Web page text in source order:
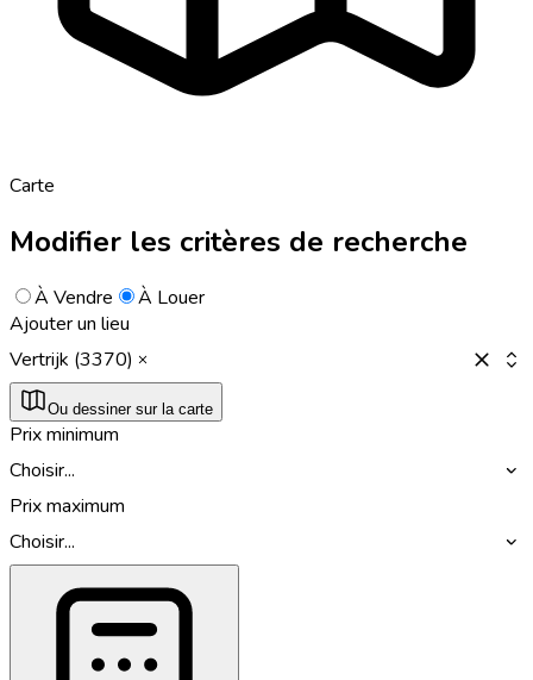
Carte
Modifier les critères de recherche
À Vendre
À Louer
Ajouter un lieu
Vertrijk (3370)
Ou dessiner sur la carte
Prix minimum
Choisir...
Prix maximum
Choisir...